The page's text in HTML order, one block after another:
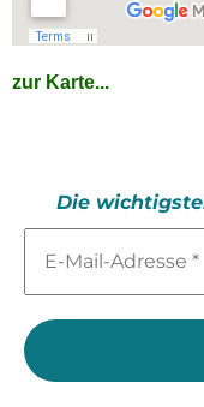
zur Karte...
Die
Mail-
*